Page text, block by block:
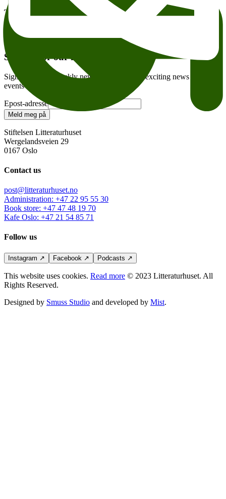
Tema:
Andre anbefalte arrangementer
Sign up for our newsletter
Sign up for our weekly newsletter – and get exciting news and
events in your inbox every week!
Epost-adresse
Meld meg på
Stiftelsen Litteraturhuset
Wergelandsveien 29
0167 Oslo
Contact us
post@litteraturhuset.no
Administration: +47 22 95 55 30
Book store: +47 47 48 19 70
Kafe Oslo: +47 21 54 85 71
Follow us
Instagram ↗ Facebook ↗ Podcasts ↗
This website uses cookies. Read more © 2023 Litteraturhuset. All
Rights Reserved.
Designed by Smuss Studio and developed by Mist.